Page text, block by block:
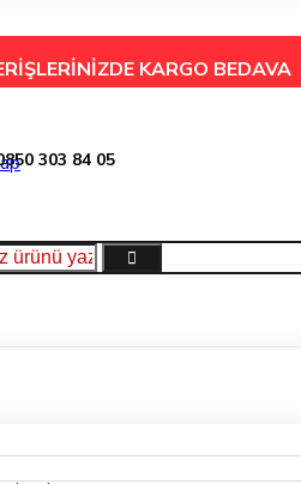
KARGO BEDAVA
303 84 05